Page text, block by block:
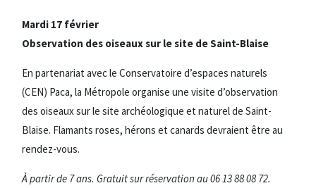
Mardi 17 février
Observation des oiseaux sur le site de Saint-Blaise
En partenariat avec le Conservatoire d’espaces naturels
(CEN) Paca, la Métropole organise une visite d’observation
des oiseaux sur le site archéologique et naturel de Saint-
Blaise. Flamants roses, hérons et canards devraient être au
rendez-vous.
À partir de 7 ans. Gratuit sur réservation au 06 13 88 08 72.